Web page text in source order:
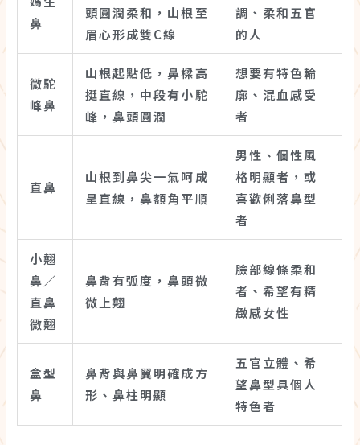
鼻
頭圓潤柔和，山根至
眉心形成雙C線
調、柔和五官
的人
微駝
峰鼻
山根起點低，鼻樑高
挺直線，中段有小駝
峰，鼻頭圓潤
想要有特色輪
廓、混血感受
者
直鼻
山根到鼻尖一氣呵成
呈直線，鼻額角平順
男性、個性風
格明顯者，或
喜歡俐落鼻型
者
小翹
鼻／
直鼻
微翹
鼻背有弧度，鼻頭微
微上翹
臉部線條柔和
者、希望有精
緻感女性
盒型
鼻
鼻背與鼻翼明確成方
形、鼻柱明顯
五官立體、希
望鼻型具個人
特色者